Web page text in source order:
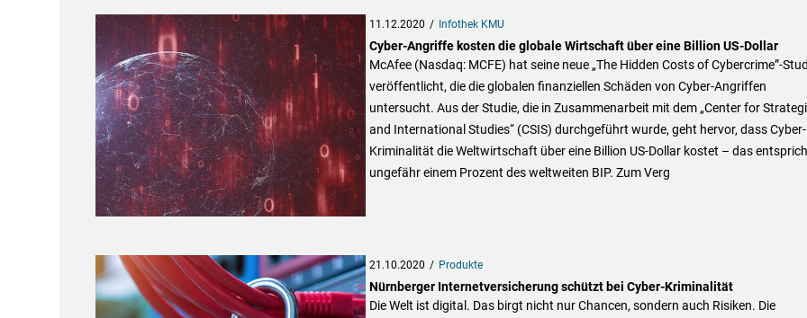
11.12.2020 Infothek KMU
Cyber-Angriffe kosten die globale Wirtschaft über eine Billion US-Dollar
McAfee (Nasdaq: MCFE) hat seine neue „The Hidden Costs of Cybercrime”-
veröffentlicht, die die globalen finanziellen Schäden von Cyber-Angriffen
untersucht. Aus der Studie, die in Zusammenarbeit mit dem „Center for
and International Studies“ (CSIS) durchgeführt wurde, geht hervor, dass Cyber-
Kriminalität die Weltwirtschaft über eine Billion US-Dollar kostet – das
ungefähr einem Prozent des weltweiten BIP. Zum Verg
21.10.2020 Produkte
Nürnberger Internetversicherung schützt bei Cyber-Kriminalität
Die Welt ist digital. Das birgt nicht nur Chancen, sondern auch Risiken. Die